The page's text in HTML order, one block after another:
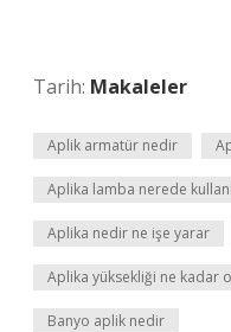
Tarih: Makaleler
Aplik armatür nedir
Aplika lamba nerede
Aplika nedir ne işe yarar
Aplika yüksekliği ne kadar
Banyo aplik nedir